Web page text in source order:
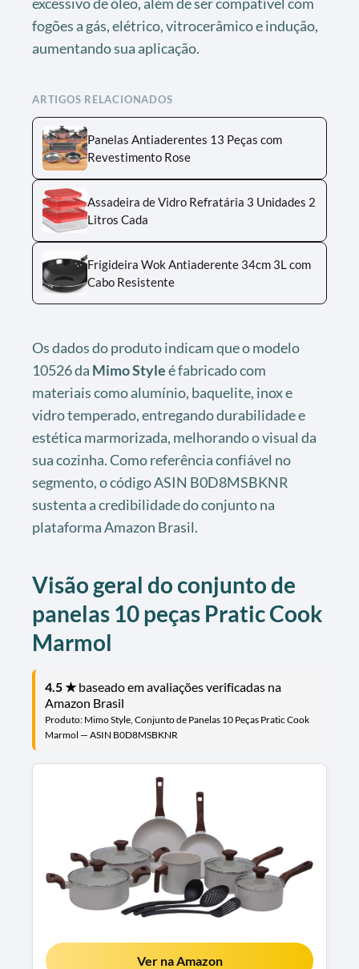
fogões a gás, elétrico, vitrocerâmico e indução,
aumentando sua aplicação.
ARTIGOS RELACIONADOS
Panelas Antiaderentes 13 Peças com
Revestimento Rose
Assadeira de Vidro Refratária 3 Unidades 2
Litros Cada
Frigideira Wok Antiaderente 34cm 3L com
Cabo Resistente
Os dados do produto indicam que o modelo
10526 da Mimo Styleé fabricado com
materiais como alumínio, baquelite, inox e
vidro temperado, entregando durabilidade e
estética marmorizada, melhorando o visual da
sua cozinha. Como referência confiável no
segmento, o código ASIN B0D8MSBKNR
sustenta a credibilidade do conjunto na
plataforma Amazon Brasil.
Visão geral do conjunto de
panelas 10 peças Pratic Cook
Marmol
4.5 ★baseado em avaliações verificadas na
Amazon Brasil
Produto: Mimo Style, Conjunto de Panelas 10 Peças Pratic Cook
Marmol — ASIN B0D8MSBKNR
Ver na Amazon